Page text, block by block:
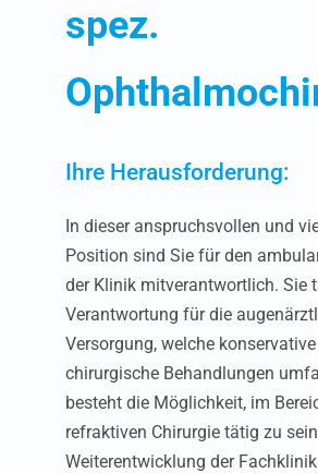
spez.
Ihre Herausforderung:
In dieser anspruchsvollen und
Position sind Sie für den
der Klinik mitverantwortlich. Sie
Verantwortung für die
Versorgung, welche
chirurgische Behandlungen
besteht die Möglichkeit, im
refraktiven Chirurgie tätig zu
Weiterentwicklung der
Wallisellen